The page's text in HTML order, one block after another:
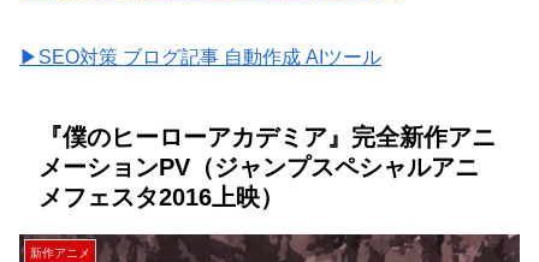
▶SEO対策 ブログ記事 自動作成 AIツール
『僕のヒーローアカデミア』完全新作アニ
メーションPV（ジャンプスペシャルアニ
メフェスタ2016上映）
新作アニメ